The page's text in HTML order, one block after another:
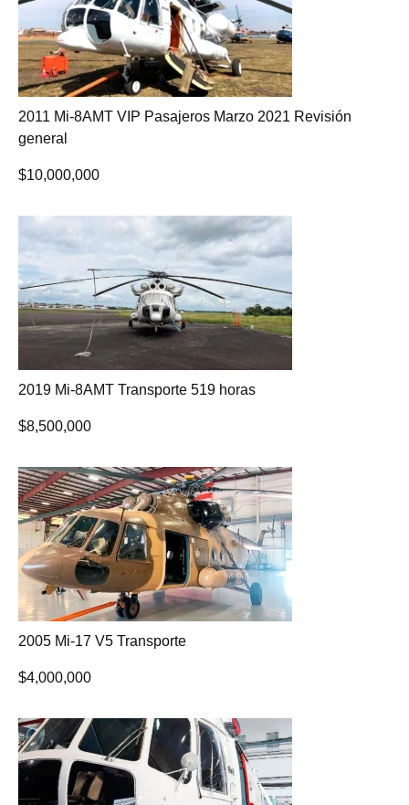
2011 Mi-8AMT VIP Pasajeros Marzo 2021 Revisión
general
$10,000,000
2019 Mi-8AMT Transporte 519 horas
$8,500,000
2005 Mi-17 V5 Transporte
$4,000,000